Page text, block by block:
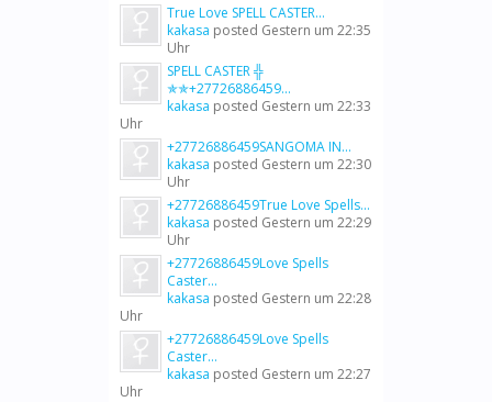
True Love SPELL CASTER...
kakasa posted Gestern um 22:35
Uhr
SPELL CASTER ╬
✯✯+27726886459...
kakasa posted Gestern um 22:33
Uhr
+27726886459SANGOMA IN...
kakasa posted Gestern um 22:30
Uhr
+27726886459True Love Spells...
kakasa posted Gestern um 22:29
Uhr
+27726886459Love Spells
Caster...
kakasa posted Gestern um 22:28
Uhr
+27726886459Love Spells
Caster...
kakasa posted Gestern um 22:27
Uhr